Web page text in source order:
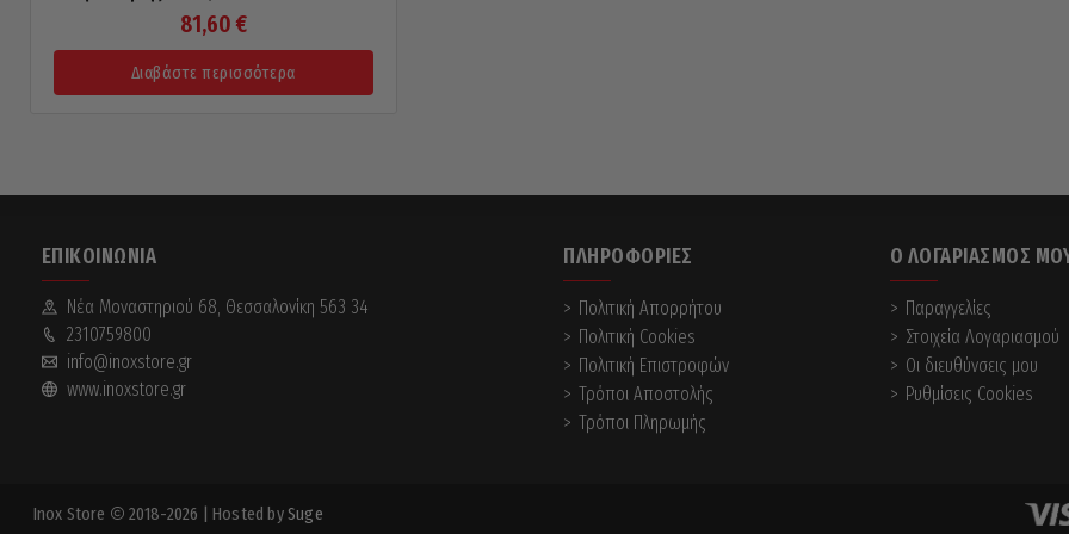
81,60 €
Διαβάστε περισσότερα
ΕΠΙΚΟΙΝΩΝΊΑ
Νέα Mοναστηριού 68, Θεσσαλονίκη 563 34
2310759800
info@inoxstore.gr
www.inoxstore.gr
ΠΛΗΡΟΦΟΡΊΕΣ
Πολιτική Απορρήτου
Πολιτική Cookies
Πολιτική Επιστροφών
Τρόποι Αποστολής
Τρόποι Πληρωμής
Ο ΛΟΓΑΡΙΑΣΜΌΣ
Παραγγελίες
Στοιχεία Λογαριασμού
Οι διευθύνσεις μου
Ρυθμίσεις Cookies
Inox Store 2018-2026 | Hosted bySuge